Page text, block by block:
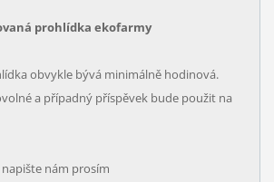
prohlídka ekofarmy
obvykle bývá minimálně hodinová.
a případný příspěvek bude použit na
nám prosím